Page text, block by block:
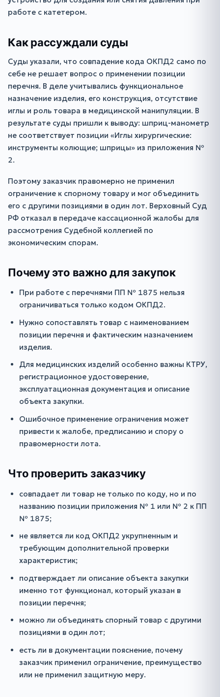
работе с катетером.
Как рассуждали суды
Суды указали, что совпадение кода ОКПД2 само по
себе не решает вопрос о применении позиции
перечня. В деле учитывались функциональное
назначение изделия, его конструкция, отсутствие
иглы и роль товара в медицинской манипуляции. В
результате суды пришли к выводу: шприц-манометр
не соответствует позиции «Иглы хирургические:
инструменты колющие; шприцы» из приложения №
2.
Поэтому заказчик правомерно не применил
ограничение к спорному товару и мог объединить
его с другими позициями в один лот. Верховный Суд
РФ отказал в передаче кассационной жалобы для
рассмотрения Судебной коллегией по
экономическим спорам.
Почему это важно для закупок
При работе с перечнями ПП № 1875 нельзя
ограничиваться только кодом ОКПД2.
Нужно сопоставлять товар с наименованием
позиции перечня и фактическим назначением
изделия.
Для медицинских изделий особенно важны КТРУ,
регистрационное удостоверение,
эксплуатационная документация и описание
объекта закупки.
Ошибочное применение ограничения может
привести к жалобе, предписанию и спору о
правомерности лота.
Что проверить заказчику
совпадает ли товар не только по коду, но и по
названию позиции приложения № 1 или № 2 к ПП
№ 1875;
не является ли код ОКПД2 укрупненным и
требующим дополнительной проверки
характеристик;
подтверждает ли описание объекта закупки
именно тот функционал, который указан в
позиции перечня;
можно ли объединять спорный товар с другими
позициями в один лот;
есть ли в документации пояснение, почему
заказчик применил ограничение, преимущество
или не применил защитную меру.